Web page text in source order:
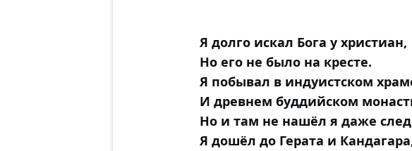
Я долго искал Бога y христиан,
Но его не было на кресте.
Я побывал в индуистском
И древнем буддийском
Но и там не нашёл я даже
Я дошёл до Герата и